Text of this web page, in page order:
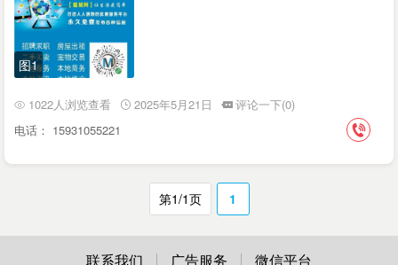
图1
1022人浏览查看 2025年5月21日
评论一下(0)
电话： 15931055221
第1/1页 1
联系我们 广告服务 微信平台